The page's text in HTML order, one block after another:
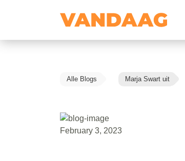
Alle Blogs Marja Swart uit
February 3, 2023